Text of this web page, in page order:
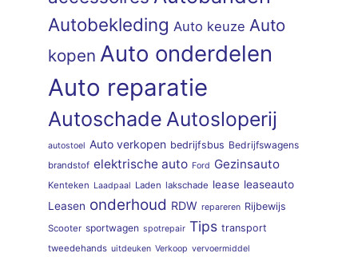
Autobekleding Auto keuze Auto
kopen Auto onderdelen
Auto reparatie
Autoschade Autosloperij
autostoel Auto verkopen bedrijfsbus Bedrijfswagens
brandstof elektrische auto Ford Gezinsauto
Kenteken Laadpaal Laden lakschade lease leaseauto
Leasen onderhoud RDW repareren Rijbewijs
Scooter sportwagen spotrepair Tips transport
tweedehands uitdeuken Verkoop vervoermiddel